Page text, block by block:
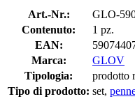
Art.-Nr.:
GLO-
Contenuto:
1 pz.
EAN:
Marca:
GLOV
Tipologia:
prodotto
Tipo di prodotto: set,